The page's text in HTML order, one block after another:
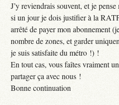
J’y reviendrais souvent, et je
si un jour je dois justifier à la
arrêté de payer mon abonnement
nombre de zones, et garder
je suis satisfaite du métro !) !
En tout cas, vous faîtes vraiment
partager ça avec nous !
Bonne continuation